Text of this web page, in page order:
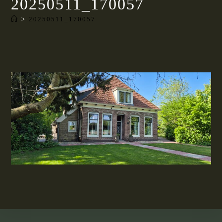
20250511_170057
> 20250511_170057